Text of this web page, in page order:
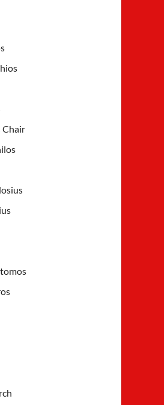
Chair